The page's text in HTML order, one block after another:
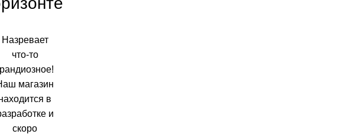
Назревает
что-то
магазин
в
и
скоро